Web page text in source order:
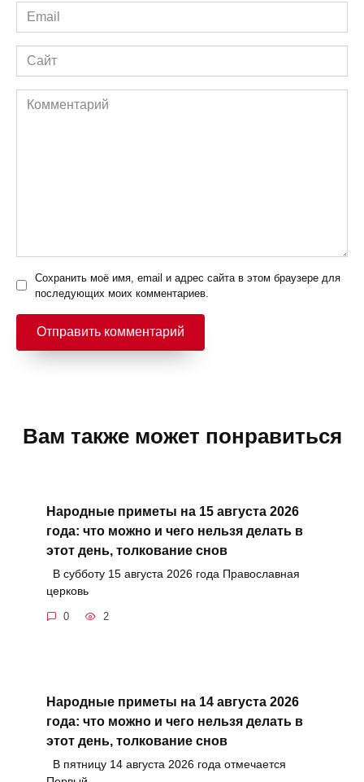
Email
*
Сайт
Комментарий
Сохранить моё имя, email и адрес сайта в этом браузере для
последующих моих комментариев.
Вам также может понравиться
Народные приметы на 15 августа 2026
года: что можно и чего нельзя делать в
этот день, толкование снов
В субботу 15 августа 2026 года Православная
церковь
0 2
Народные приметы на 14 августа 2026
года: что можно и чего нельзя делать в
этот день, толкование снов
В пятницу 14 августа 2026 года отмечается